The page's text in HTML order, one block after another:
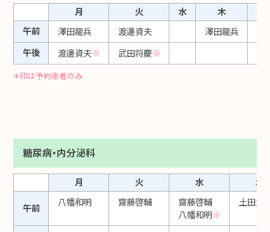
月 火 水 木
午前
澤田龍兵 渡邊資夫 澤田龍兵
午後 渡邊資夫※ 武田将慶※
＊印は予約患者のみ
糖尿病・内分泌科
月 火 水 木
午前
八幡和明 齋藤啓輔
齋藤啓輔
八幡和明※
土田大